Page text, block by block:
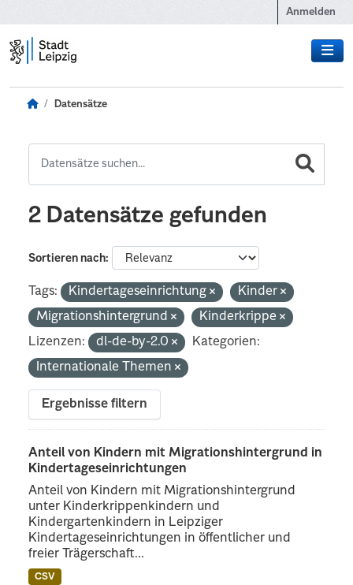
Anmelden
Datensätze
2 Datensätze gefunden
Sortieren nach
Tags: Kindertageseinrichtung
Kinder
Migrationshintergrund
Kinderkrippe
Lizenzen:
dl-de-by-2.0
Kategorien:
Internationale Themen
Ergebnisse filtern
Anteil von Kindern mit Migrationshintergrund in
Kindertageseinrichtungen
Anteil von Kindern mit Migrationshintergrund
unter Kinderkrippenkindern und
Kindergartenkindern in Leipziger
Kindertageseinrichtungen in öffentlicher und
freier Trägerschaft...
CSV